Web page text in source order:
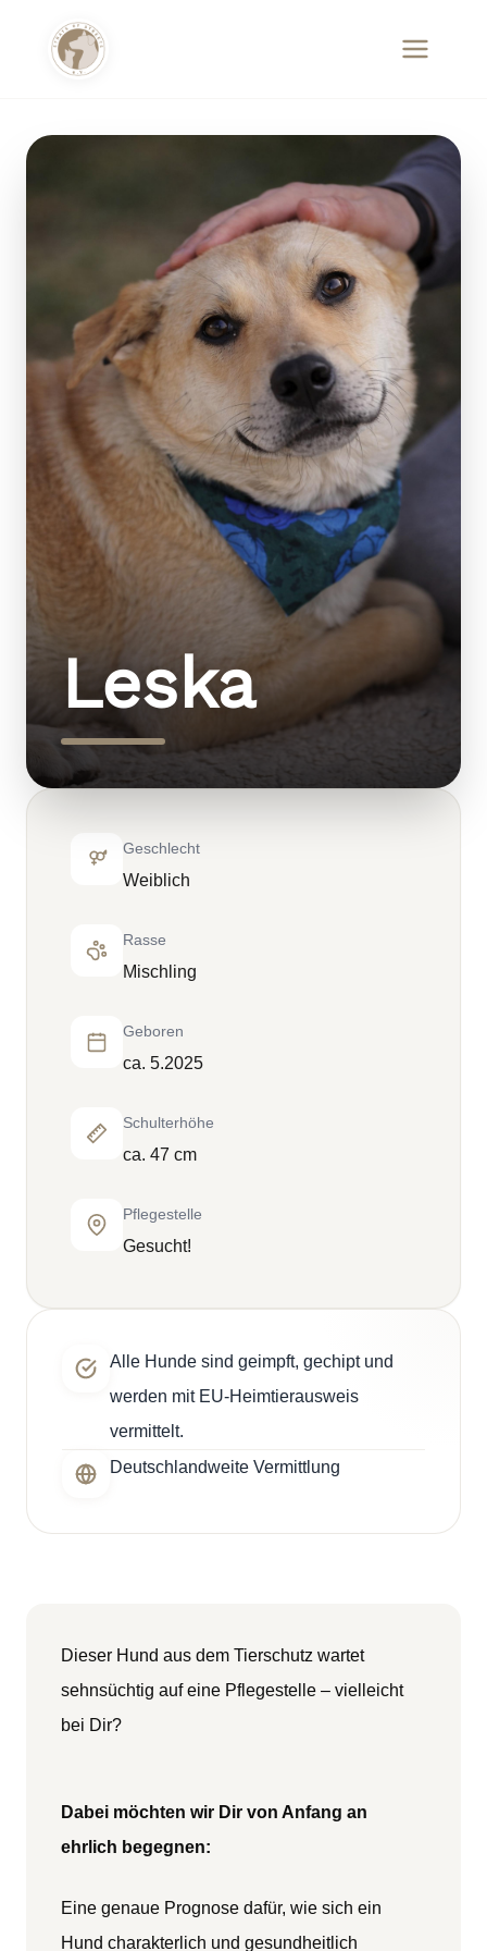
Leska
Geschlecht
Weiblich
Rasse
Mischling
Geboren
ca. 5.2025
Schulterhöhe
ca. 47 cm
Pflegestelle
Gesucht!
Alle Hunde sind geimpft, gechipt und
werden mit EU-Heimtierausweis
vermittelt.
Deutschlandweite Vermittlung
Dieser Hund aus dem Tierschutz wartet
sehnsüchtig auf eine Pflegestelle – vielleicht
bei Dir?
Dabei möchten wir Dir von Anfang an
ehrlich begegnen:
Eine genaue Prognose dafür, wie sich ein
Hund charakterlich und gesundheitlich